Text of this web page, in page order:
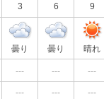
3 6 9
曇り 曇り 晴れ
--- --- ---
--- --- ---